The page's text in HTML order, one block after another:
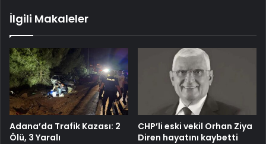
İlgili Makaleler
Adana’da Trafik Kazası: 2
Ölü, 3 Yaralı
CHP’li eski vekil Orhan Ziya
Diren hayatını kaybetti